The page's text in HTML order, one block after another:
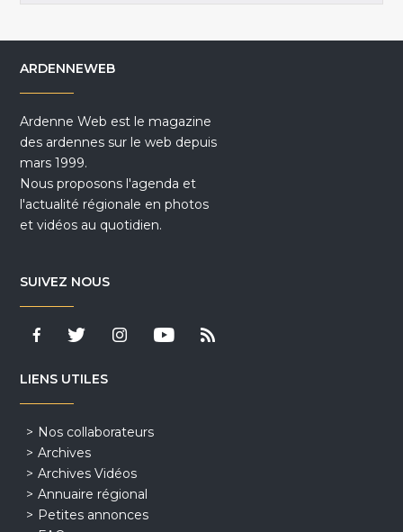
ARDENNEWEB
Ardenne Web est le magazine
des ardennes sur le web depuis
mars 1999.
Nous proposons l'agenda et
l'actualité régionale en photos
et vidéos au quotidien.
SUIVEZ NOUS
LIENS UTILES
Nos collaborateurs
Archives
Archives Vidéos
Annuaire régional
Petites annonces